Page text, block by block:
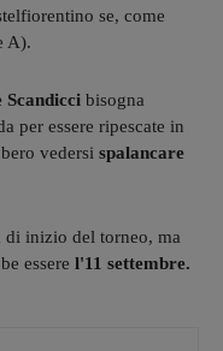
se, come
A).
Scandicci bisogna
per essere ripescate in
vedersi spalancare
di inizio del torneo, ma
essere l'11 settembre.